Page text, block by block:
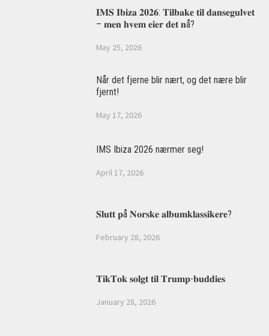
𝐈𝐌𝐒 𝐈𝐛𝐢𝐳𝐚 𝟐𝟎𝟐𝟔: 𝐓𝐢𝐥𝐛𝐚𝐤𝐞 𝐭𝐢𝐥 𝐝𝐚𝐧𝐬𝐞𝐠𝐮𝐥𝐯𝐞𝐭
– 𝐦𝐞𝐧 𝐡𝐯𝐞𝐦 𝐞𝐢𝐞𝐫 𝐝𝐞𝐭 𝐧å?
May 25, 2026
Når det fjerne blir nært, og det nære blir
fjernt!
May 17, 2026
IMS Ibiza 2026 nærmer seg!
April 17, 2026
𝐒𝐥𝐮𝐭𝐭 𝐩å 𝐍𝐨𝐫𝐬𝐤𝐞 𝐚𝐥𝐛𝐮𝐦𝐤𝐥𝐚𝐬𝐬𝐢𝐤𝐞𝐫𝐞?
February 28, 2026
𝐓𝐢𝐤𝐓𝐨𝐤 𝐬𝐨𝐥𝐠𝐭 𝐭𝐢𝐥 𝐓𝐫𝐮𝐦𝐩-𝐛𝐮𝐝𝐝𝐢𝐞𝐬
January 28, 2026